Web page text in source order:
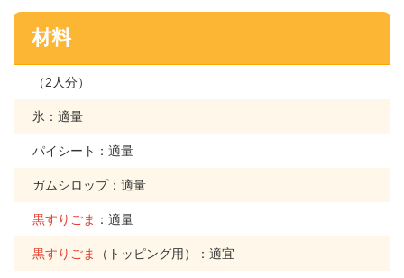
材料
（2人分）
氷：適量
パイシート：適量
ガムシロップ：適量
黒すりごま ：適量
黒すりごま （トッピング用）：適宜